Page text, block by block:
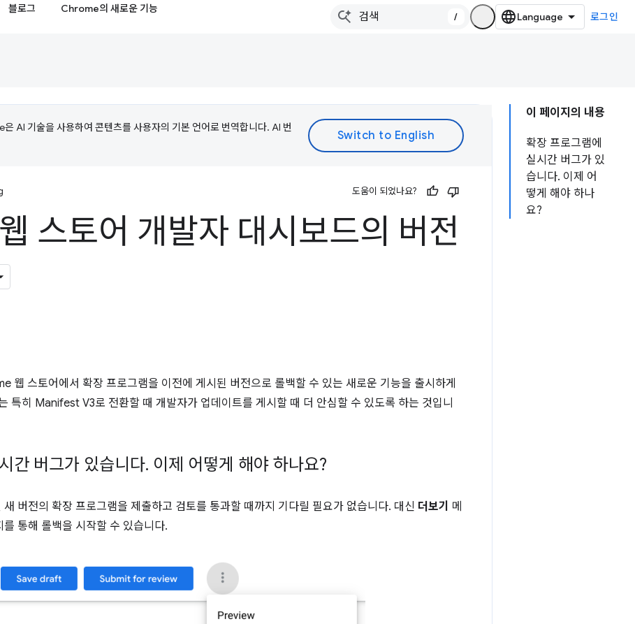
블로그 Chrome의 새로운 기능
/ 로그인
이 페이지의 내용
확장 프로그램에
실시간 버그가 있
습니다. 이제 어
떻게 해야 하나
요?
AI 기술을 사용하여 콘텐츠를 사용자의 기본 언어로 번역합니다. AI 번
도움이 되었나요?
스토어 개발자 대시보드의 버전
웹 스토어에서 확장 프로그램을 이전에 게시된 버전으로 롤백할 수 있는 새로운 기능을 출시하게
특히 Manifest V3로 전환할 때 개발자가 업데이트를 게시할 때 더 안심할 수 있도록 하는 것입니
간 버그가 있습니다. 이제 어떻게 해야 하나요?
버전의 확장 프로그램을 제출하고 검토를 통과할 때까지 기다릴 필요가 없습니다. 대신 더보기 메
통해 롤백을 시작할 수 있습니다.